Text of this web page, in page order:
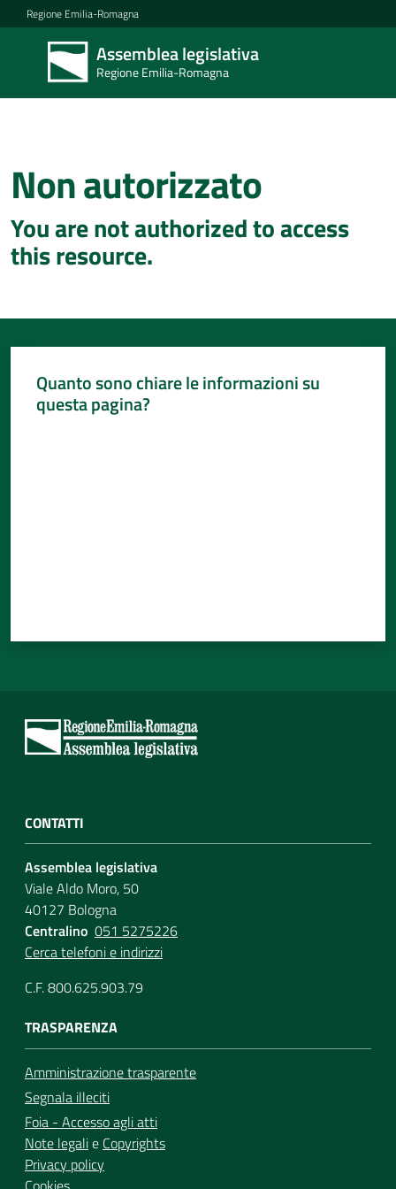
Vai al contenuto
Vai alla navigazione
Vai al footer
Regione Emilia-Romagna
Assemblea legislativa
Regione Emilia-Romagna
Assemblea
legislativa
Regione Emilia-
Concittadini
Porte
aperte
Mostre
Percorsi
Non autorizzato
You are not authorized to access
this resource.
Quanto sono chiare le informazioni su
questa pagina?
CONTATTI
Assemblea legislativa
Viale Aldo Moro, 50
40127 Bologna
Centralino 051 5275226
Cerca telefoni e indirizzi
C.F. 800.625.903.79
TRASPARENZA
Amministrazione trasparente
Segnala illeciti
Foia - Accesso agli atti
Note legalie Copyrights
Privacy policy